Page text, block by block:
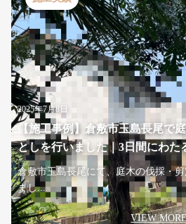
2025年7月8日
【施工事例】倉敷市玉島長尾で
としを行いました｜3日間にわた
倉敷市玉島長尾にて、庭木の伐採・
まし...
VIEW